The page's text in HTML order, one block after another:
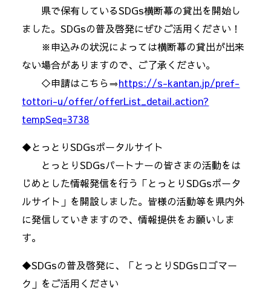
県で保有しているSDGs横断幕の貸出を開始し
ました。SDGsの普及啓発にぜひご活用ください！
※申込みの状況によっては横断幕の貸出が出来
ない場合がありますので、ご了承ください。
◇申請はこちら⇒https://s-kantan.jp/pref-
tottori-u/offer/offerList_detail.action?
tempSeq=3738
◆とっとりSDGsポータルサイト
とっとりSDGsパートナーの皆さまの活動をは
じめとした情報発信を行う「とっとりSDGsポータ
ルサイト」を開設しました。皆様の活動等を県内外
に発信していきますので、情報提供をお願いしま
す。
◆SDGsの普及啓発に、「とっとりSDGsロゴマー
ク」をご活用ください